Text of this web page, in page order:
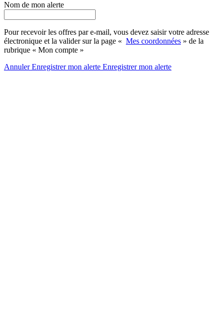
Nom de mon alerte
Pour recevoir les offres par e-mail, vous devez saisir votre adresse
électronique et la valider sur la page « Mes coordonnées » de la
rubrique « Mon compte »
AnnulerEnregistrer mon alerte Enregistrermon alerte